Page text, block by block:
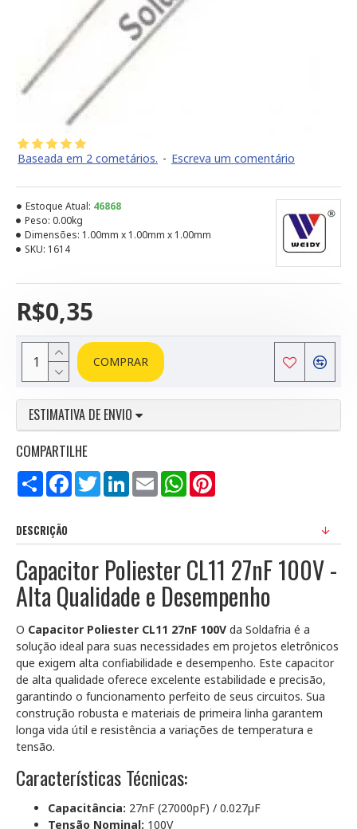
Baseada em 2 cometários. - Escreva um comentário
R$0,35
Estoque Atual: 46868
Peso: 0.00kg
Dimensões: 1.00mm x 1.00mm x 1.00mm
SKU: 1614
COMPRAR
ESTIMATIVA DE ENVIO
COMPARTILHE
Compartilhar
FacebookTwitterLinkedInEmail WhatsApp
DESCRIÇÃO
Capacitor Poliester CL11 27nF 100V -
Alta Qualidade e Desempenho
O Capacitor Poliester CL11 27nF 100V da Soldafria é a
solução ideal para suas necessidades em projetos eletrônicos
que exigem alta confiabilidade e desempenho. Este capacitor
de alta qualidade oferece excelente estabilidade e precisão,
garantindo o funcionamento perfeito de seus circuitos. Sua
construção robusta e materiais de primeira linha garantem
longa vida útil e resistência a variações de temperatura e
tensão.
Características Técnicas:
Capacitância: 27nF (27000pF) / 0.027µF
Tensão Nominal: 100V